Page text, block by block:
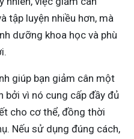
tập luyện nhiều hơn, mà
dưỡng khoa học và phù
giúp bạn giảm cân một
bởi vì nó cung cấp đầy đủ
cho cơ thể, đồng thời
Nếu sử dụng đúng cách,